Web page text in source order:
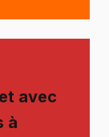
avec
à